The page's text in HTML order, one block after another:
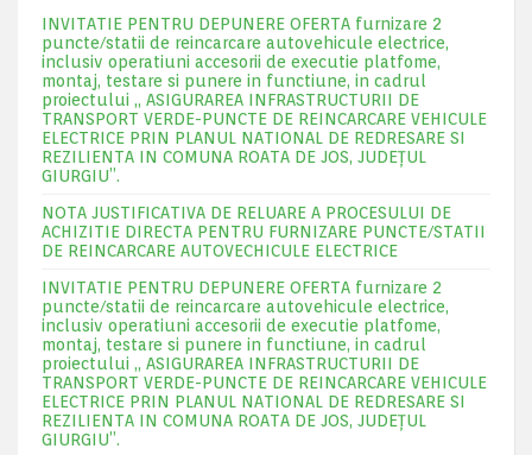
INVITATIE PENTRU DEPUNERE OFERTA furnizare 2
puncte/statii de reincarcare autovehicule electrice,
inclusiv operatiuni accesorii de executie platfome,
montaj, testare si punere in functiune, in cadrul
proiectului „ ASIGURAREA INFRASTRUCTURII DE
TRANSPORT VERDE-PUNCTE DE REINCARCARE VEHICULE
ELECTRICE PRIN PLANUL NATIONAL DE REDRESARE SI
REZILIENTA IN COMUNA ROATA DE JOS, JUDEŢUL
GIURGIU”.
NOTA JUSTIFICATIVA DE RELUARE A PROCESULUI DE
ACHIZITIE DIRECTA PENTRU FURNIZARE PUNCTE/STATII
DE REINCARCARE AUTOVECHICULE ELECTRICE
INVITATIE PENTRU DEPUNERE OFERTA furnizare 2
puncte/statii de reincarcare autovehicule electrice,
inclusiv operatiuni accesorii de executie platfome,
montaj, testare si punere in functiune, in cadrul
proiectului „ ASIGURAREA INFRASTRUCTURII DE
TRANSPORT VERDE-PUNCTE DE REINCARCARE VEHICULE
ELECTRICE PRIN PLANUL NATIONAL DE REDRESARE SI
REZILIENTA IN COMUNA ROATA DE JOS, JUDEŢUL
GIURGIU”.